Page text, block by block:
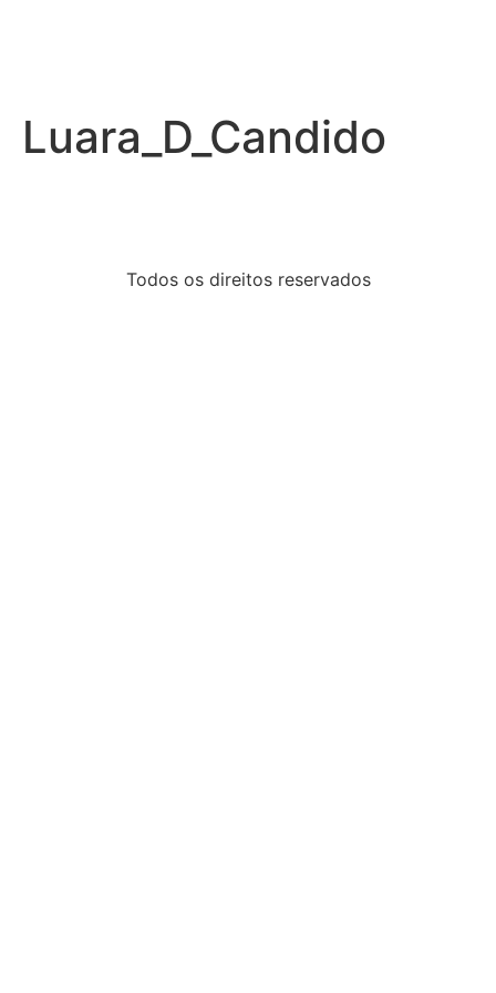
Luara_D_Candido
Todos os direitos reservados